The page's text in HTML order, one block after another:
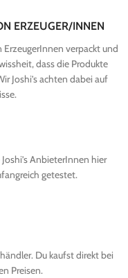
ERZEUGER/INNEN
verpackt und
dass die Produkte
Joshi’s achten dabei auf
AnbieterInnen hier
getestet.
Du kaufst direkt bei
Preisen.